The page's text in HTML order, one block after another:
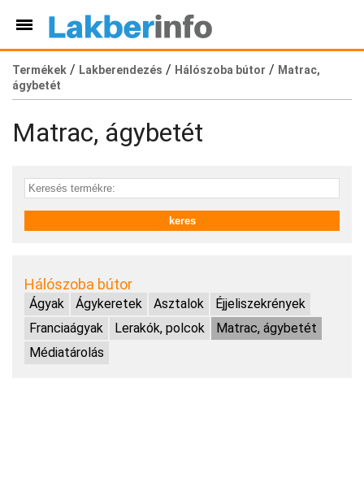
Termékek / Lakberendezés / Hálószoba bútor / Matrac,
ágybetét
Matrac, ágybetét
Hálószoba bútor
Ágyak Ágykeretek Asztalok
Éjjeliszekrények
Franciaágyak
Lerakók, polcok
Matrac, ágybetét
Médiatárolás